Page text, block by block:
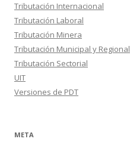
Tributación Internacional
Tributación Laboral
Tributación Minera
Tributación Municipal y Regional
Tributación Sectorial
UIT
Versiones de PDT
META